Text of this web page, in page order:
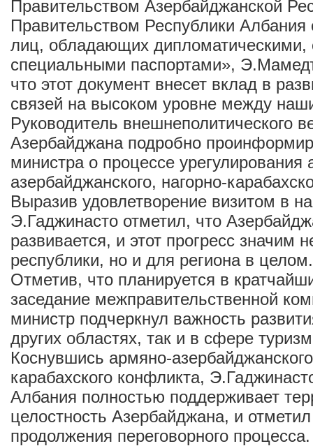
Правительством Азербайджанской
Правительством Республики
лиц, обладающих
специальными паспортами»,
что этот документ внесет вклад в
связей на высоком уровне между
Руководитель внешнеполитического
Азербайджана подробно
министра о процессе урегулирования
азербайджанского, нагорно-
Выразив удовлетворение визитом в
Э.Гаджинасто отметил, что
развивается, и этот прогресс значим
республики, но и для региона в целом.
Отметив, что планируется в
заседание межправительственной
министр подчеркнул важность
других областях, так и в сфере
Коснувшись армяно-
карабахского конфликта,
Албания полностью поддерживает
целостность Азербайджана, и
продолжения переговорного процесса.